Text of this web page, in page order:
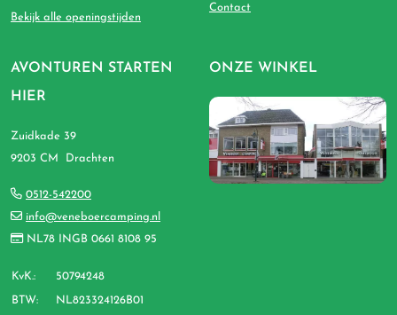
AVONTUREN STARTEN
HIER
Zuidkade 39
9203 CM Drachten
0512-542200
info@veneboercamping.nl
NL78 INGB 0661 8108 95
KvK.: 50794248
BTW: NL823324126B01
Bekijk alle openingstijden
Contact
ONZE WINKEL